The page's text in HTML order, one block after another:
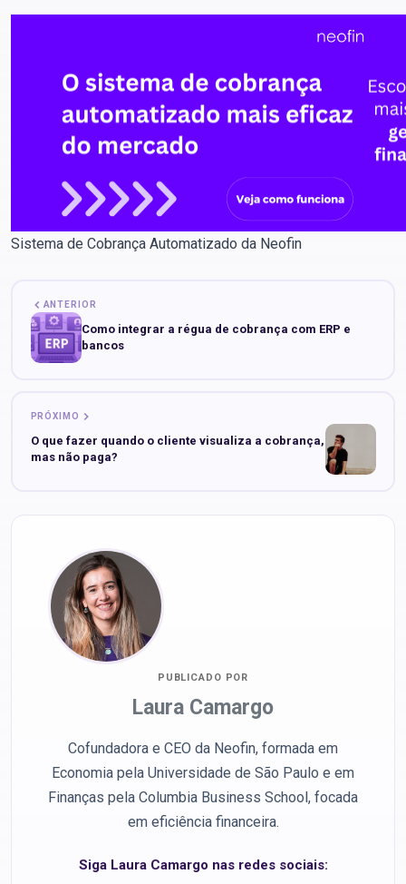
Sistema de Cobrança Automatizado da Neofin
ANTERIOR
Como integrar a régua de cobrança com ERP e
bancos
PRÓXIMO
O que fazer quando o cliente visualiza a cobrança,
mas não paga?
PUBLICADO POR
Laura Camargo
Cofundadora e CEO da Neofin, formada em
Economia pela Universidade de São Paulo e em
Finanças pela Columbia Business School, focada
em eficiência financeira.
Siga Laura Camargo nas redes sociais: